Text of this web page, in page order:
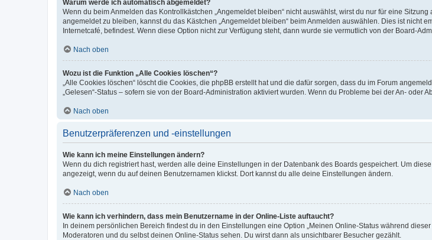
Warum werde ich automatisch abgemeldet?
Wenn du beim Anmelden das Kontrollkästchen „Angemeldet bleiben“ nicht auswählst, wirst du nur für eine
angemeldet zu bleiben, kannst du das Kästchen „Angemeldet bleiben“ beim Anmelden auswählen. Dies ist nicht
Internetcafé, befindest. Wenn diese Option nicht zur Verfügung steht, dann wurde sie vermutlich von der Board-
Nach oben
Wozu ist die Funktion „Alle Cookies löschen“?
„Alle Cookies löschen“ löscht die Cookies, die phpBB erstellt hat und die dafür sorgen, dass du im Forum
„Gelesen“-Status – sofern sie von der Board-Administration aktiviert wurden. Wenn du Probleme bei der An- oder
Nach oben
Benutzerpräferenzen und -einstellungen
Wie kann ich meine Einstellungen ändern?
Wenn du dich registriert hast, werden alle deine Einstellungen in der Datenbank des Boards gespeichert. Um
angezeigt, wenn du auf deinen Benutzernamen klickst. Dort kannst du alle deine Einstellungen ändern.
Nach oben
Wie kann ich verhindern, dass mein Benutzername in der Online-Liste auftaucht?
In deinem persönlichen Bereich findest du in den Einstellungen eine Option „Meinen Online-Status während
Moderatoren und du selbst deinen Online-Status sehen. Du wirst dann als unsichtbarer Besucher gezählt.